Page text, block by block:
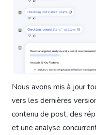
Nous avons mis à jour
vers les dernières
contenu de post, des
et une analyse